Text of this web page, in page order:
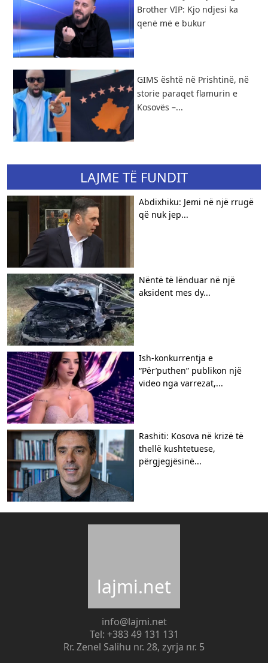
Brother VIP: Kjo ndjesi ka
qenë më e bukur
GIMS është në Prishtinë, në
storie paraqet flamurin e
Kosovës –...
LAJME TË FUNDIT
Abdixhiku: Jemi në një rrugë
që nuk jep...
Nëntë të lënduar në një
aksident mes dy...
Ish-konkurrentja e
“Për’puthen” publikon një
video nga varrezat,...
Rashiti: Kosova në krizë të
thellë kushtetuese,
përgjegjësinë...
lajmi.net
info@lajmi.net
Tel: +383 49 131 131
Rr. Zenel Salihu nr. 28, zyrja nr. 5